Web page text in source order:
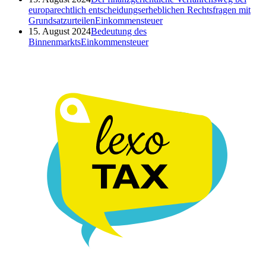
europarechtlich entscheidungserheblichen Rechtsfragen mit
GrundsatzurteilenEinkommensteuer
15. August 2024Bedeutung des
BinnenmarktsEinkommensteuer